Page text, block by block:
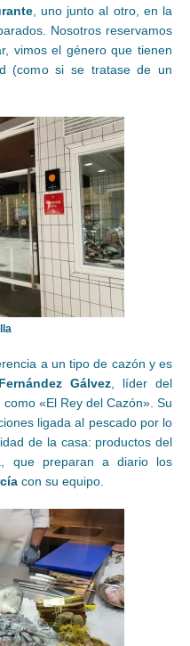
, uno junto al otro, en la
Nosotros reservamos
vimos el género que tienen
(como si se tratase de un
a un tipo de cazón y es
Gálvez, líder del
«El Rey del Cazón». Su
ligada al pescado por lo
de la casa: productos del
que preparan a diario los
con su equipo.